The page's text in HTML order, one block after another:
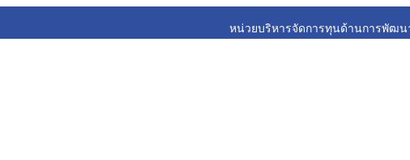
หน่วยบริหารจัดการทุนด้านการพัฒ